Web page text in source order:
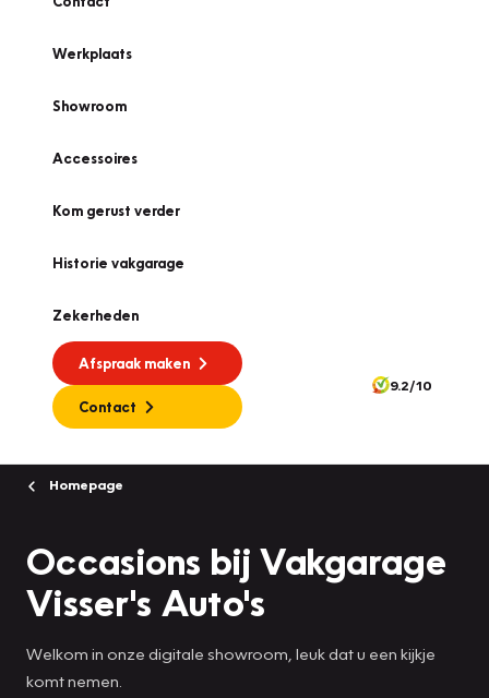
Werkplaats
Showroom
Accessoires
Kom gerust verder
Historie vakgarage
Zekerheden
Afspraak maken
Contact
9.2/10
Homepage
Occasions bij Vakgarage
Visser's Auto's
Welkom in onze digitale showroom, leuk dat u een kijkje
komt nemen.